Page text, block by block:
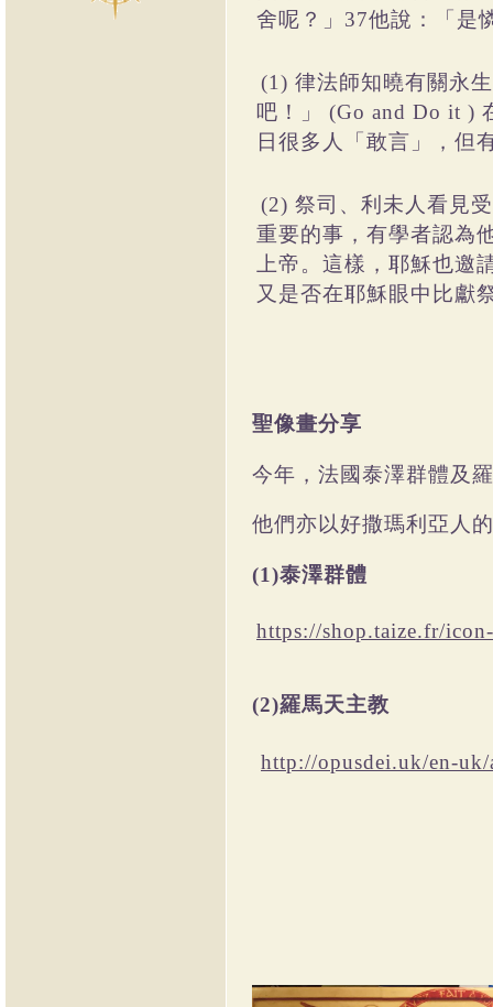
舍呢？」
37他說：「是
(1) 律法師知曉有關永
吧！」
(Go and Do it )
日很多人「敢言」，但
(2) 祭司、利未人看見
重要的事，有學者認為
上帝。這樣，耶穌也邀
又是否在耶穌眼中比獻
聖像畫分享
今年，法國泰澤群體及
他們亦以好撒瑪利亞人
(1)泰澤群體
https://shop.taize.fr/
(2)羅馬天主教
http://opusdei.uk/en-